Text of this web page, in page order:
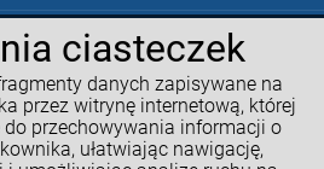
ciasteczek
danych zapisywane na
przez witrynę internetową, której
do przechowywania informacji o
ułatwiając nawigację,
lojalnościowe
GM
Moje konto